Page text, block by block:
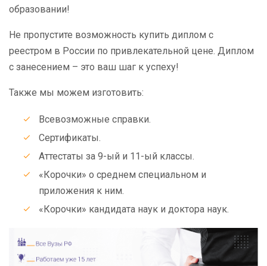
образовании!
Не пропустите возможность купить диплом с
реестром в России по привлекательной цене. Диплом
с занесением – это ваш шаг к успеху!
Также мы можем изготовить:
Всевозможные справки.
Сертификаты.
Аттестаты за 9-ый и 11-ый классы.
«Корочки» о среднем специальном и
приложения к ним.
«Корочки» кандидата наук и доктора наук.